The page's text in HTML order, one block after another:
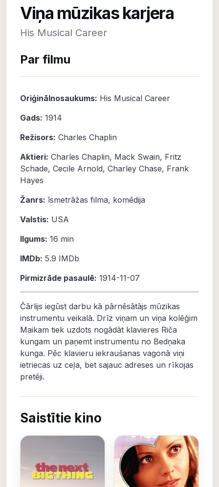
Viņa mūzikas karjera
His Musical Career
Par filmu
Oriģinālnosaukums: His Musical Career
Gads: 1914
Režisors: Charles Chaplin
Aktieri: Charles Chaplin, Mack Swain, Fritz
Schade, Cecile Arnold, Charley Chase, Frank
Hayes
Žanrs: īsmetrāžas filma, komēdija
Valstis: USA
Ilgums: 16 min
IMDb: 5.9 IMDb
Pirmizrāde pasaulē: 1914-11-07
Čārlijs iegūst darbu kā pārnēsātājs mūzikas
instrumentu veikalā. Drīz viņam un viņa kolēģim
Maikam tiek uzdots nogādāt klavieres Riča
kungam un paņemt instrumentu no Bedņaka
kunga. Pēc klavieru iekraušanas vagonā viņi
ietriecas uz ceļa, bet sajauc adreses un rīkojas
pretēji.
Saistītie kino